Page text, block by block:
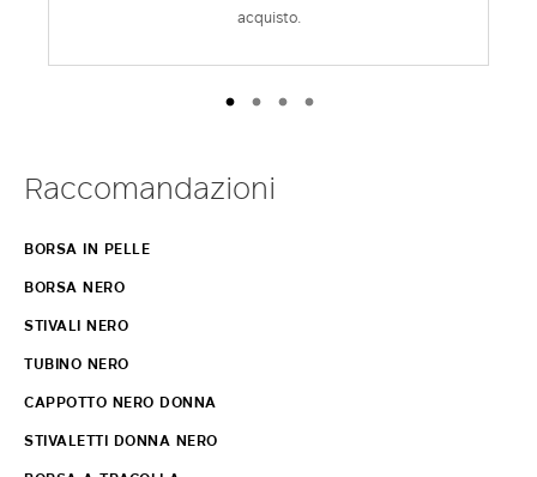
acquisto.
Raccomandazioni
BORSA IN PELLE
BORSA NERO
STIVALI NERO
TUBINO NERO
CAPPOTTO NERO DONNA
STIVALETTI DONNA NERO